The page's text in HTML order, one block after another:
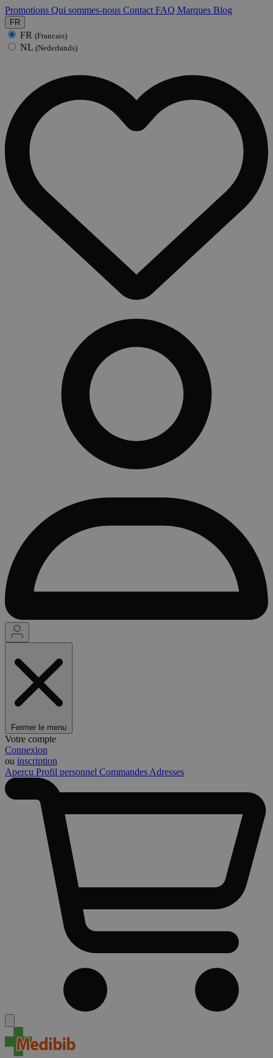
Promotions Qui sommes-nous Contact FAQ Marques Blog
FR
FR (Francais)
NL (Nederlands)
Fermer le menu
Votre compte
Connexion
ou inscription
Aperçu Profil personnel Commandes Adresses